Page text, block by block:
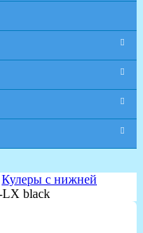
Кулеры с нижней
LX black